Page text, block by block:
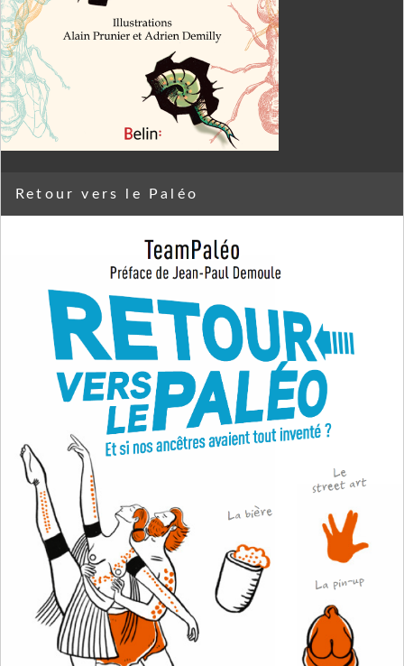
Retour vers le Paléo